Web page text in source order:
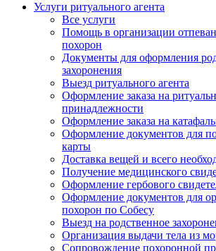
Услуги ритуального агента
Все услуги
Помощь в организации
похорон
Документы для оформления
захоронения
Выезд ритуального агента
Оформление заказа на
принадлежности
Оформление заказа на
Оформление документов для
карты
Доставка вещей и всего
Получение медицинского
Оформление гербового
Оформление документов для
похорон по Собесу
Выезд на родственное
Организация выдачи тела из
Сопровождение похоронной